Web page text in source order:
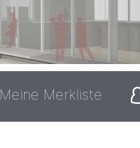
Meine Merkliste